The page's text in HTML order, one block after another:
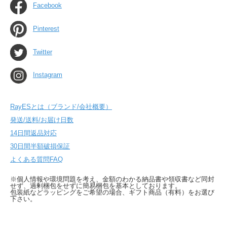
Facebook
Pinterest
Twitter
Instagram
RayESとは（ブランド/会社概要）
発送/送料/お届け日数
14日間返品対応
30日間半額破損保証
よくある質問FAQ
※個人情報や環境問題を考え、金額のわかる納品書や領収書など同封
せず、過剰梱包をせずに簡易梱包を基本としております。
包装紙などラッピングをご希望の場合、ギフト商品（有料）をお選び
下さい。